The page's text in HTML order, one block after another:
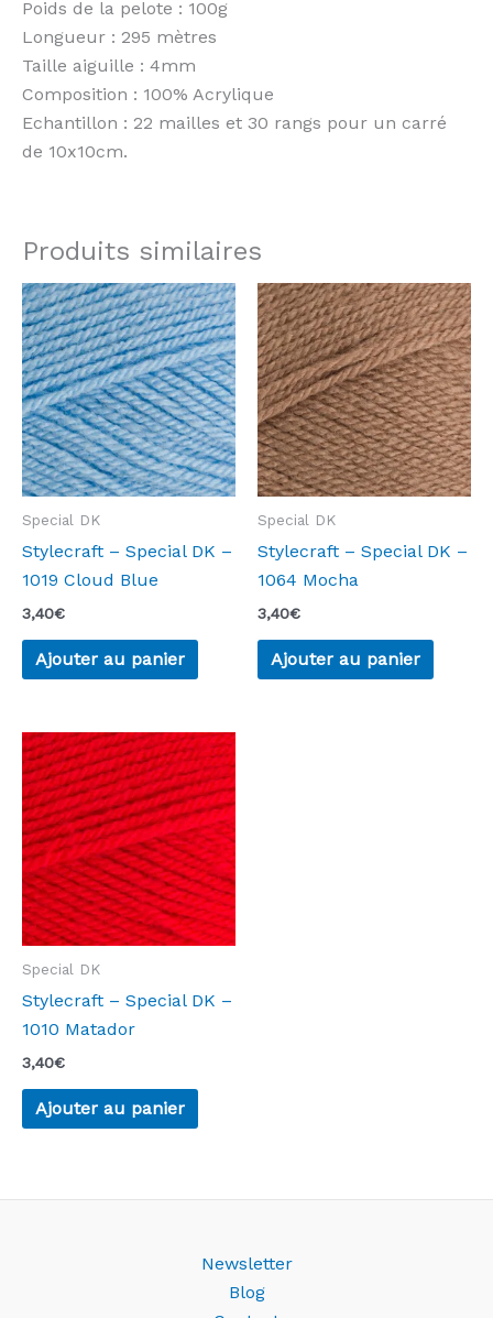
Poids de la pelote : 100g
Longueur : 295 mètres
Taille aiguille : 4mm
Composition : 100% Acrylique
Echantillon : 22 mailles et 30 rangs pour un carré
de 10x10cm.
Produits similaires
Special DK
Stylecraft – Special DK –
1019 Cloud Blue
3,40€
Ajouter au panier
Special DK
Stylecraft – Special DK –
1064 Mocha
3,40€
Ajouter au panier
Special DK
Stylecraft – Special DK –
1010 Matador
3,40€
Ajouter au panier
Newsletter
Blog